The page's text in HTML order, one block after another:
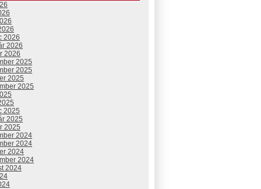
2026
2026
2026
2025
2025
2025
2025
2025
2025
2025
2024
2024
2024
2024
2024